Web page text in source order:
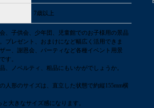
7歳以上
、子供会、少年団、児童館でのお子様用の景品
プレゼント、おまけになど幅広く活用できま
ー、謝恩会、パーティなど各種イベント用景
す。
、ノベルティ、粗品にもいかがでしょうか。
人形のサイズは、直立した状態で約縦155mm横
大きなサイズ感になります。